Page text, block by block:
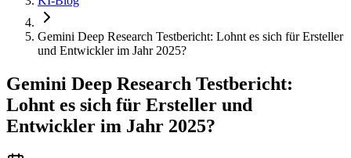
Gemini Deep Research Testbericht: Lohnt es sich für Ersteller
und Entwickler im Jahr 2025?
Gemini Deep Research Testbericht:
Lohnt es sich für Ersteller und
Entwickler im Jahr 2025?